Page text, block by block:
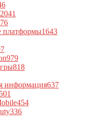
2041
платформы1643
979
818
информация637
501
454
336